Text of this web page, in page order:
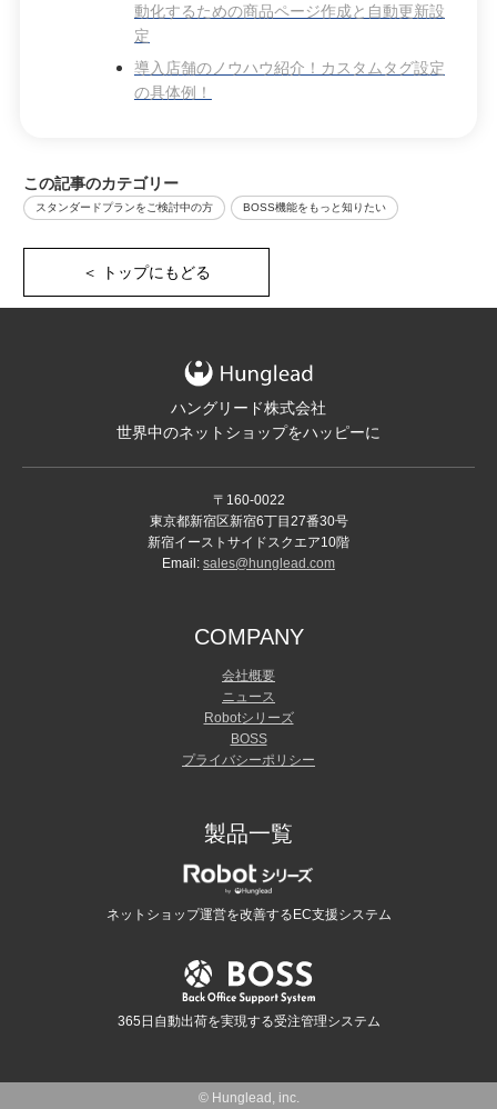
動化するための商品ページ作成と自動更新設
定
導入店舗のノウハウ紹介！カスタムタグ設定
の具体例！
この記事のカテゴリー
スタンダードプランをご検討中の方 BOSS機能をもっと知りたい
＜ トップにもどる
ハングリード株式会社
世界中のネットショップをハッピーに
〒160-0022
東京都新宿区新宿6丁目27番30号
新宿イーストサイドスクエア10階
Email: sales@hunglead.com
COMPANY
会社概要
ニュース
Robotシリーズ
BOSS
プライバシーポリシー
製品一覧
ネットショップ運営を改善するEC支援システム
365日自動出荷を実現する受注管理システム
© Hunglead, inc.